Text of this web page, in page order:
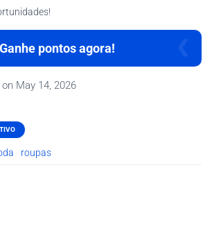
Ganhe pontos agora!
on May 14, 2026
roupas